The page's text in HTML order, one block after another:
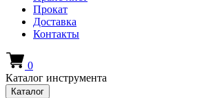
Прокат
Доставка
Контакты
0
Каталог инструмента
Каталог